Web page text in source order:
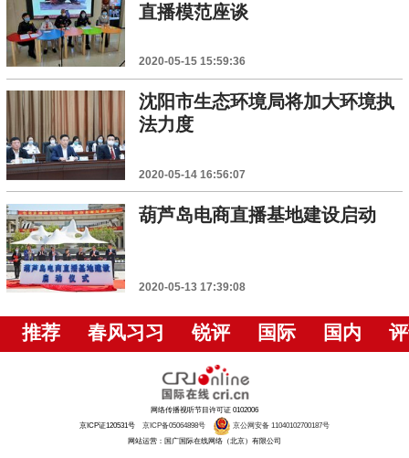
直播模范座谈
2020-05-15 15:59:36
沈阳市生态环境局将加大环境执
法力度
2020-05-14 16:56:07
葫芦岛电商直播基地建设启动
2020-05-13 17:39:08
推荐 春风习习 锐评 国际 国内
网络传播视听节目许可证 0102006
京ICP证120531号 京ICP备05064898号
京公网安备 11040102700187号
网站运营：国广国际在线网络（北京）有限公司